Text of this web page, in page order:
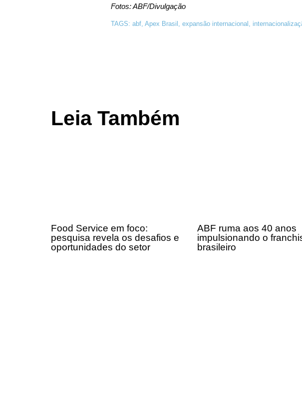
Fotos: ABF/Divulgação
TAGS: abf, Apex Brasil , expansão internacional ,
Leia Também
Food Service em foco:
pesquisa revela os desafios e
oportunidades do setor
ABF ruma aos 40 anos
impulsionando o
brasileiro